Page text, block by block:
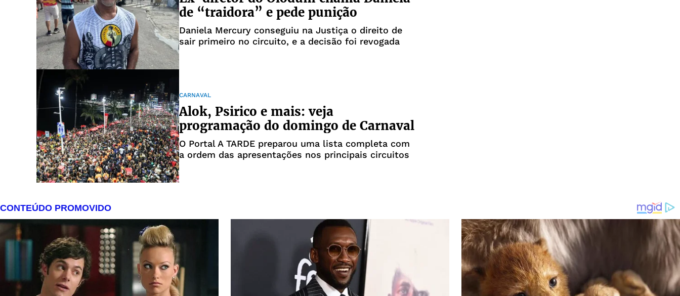
de “traidora” e pede punição
Daniela Mercury conseguiu na Justiça o direito de
sair primeiro no circuito, e a decisão foi revogada
CARNAVAL
Alok, Psirico e mais: veja
programação do domingo de Carnaval
O Portal A TARDE preparou uma lista completa com
a ordem das apresentações nos principais circuitos